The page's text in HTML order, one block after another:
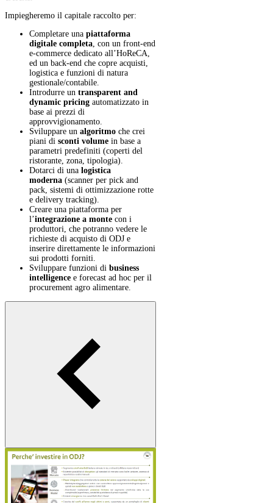
Impiegheremo il capitale raccolto per:
Completare una piattaforma
digitale completa, con un front-end
e-commerce dedicato all’HoReCA,
ed un back-end che copre acquisti,
logistica e funzioni di natura
gestionale/contabile.
Introdurre un transparent and
dynamic pricing automatizzato in
base ai prezzi di
approvvigionamento.
Sviluppare un algoritmo che crei
piani di sconti volume in base a
parametri predefiniti (coperti del
ristorante, zona, tipologia).
Dotarci di una logistica
moderna (scanner per pick and
pack, sistemi di ottimizzazione rotte
e delivery tracking).
Creare una piattaforma per
l’integrazione a monte con i
produttori, che potranno vedere le
richieste di acquisto di ODJ e
inserire direttamente le informazioni
sui prodotti forniti.
Sviluppare funzioni di business
intelligence e forecast ad hoc per il
procurement agro alimentare.